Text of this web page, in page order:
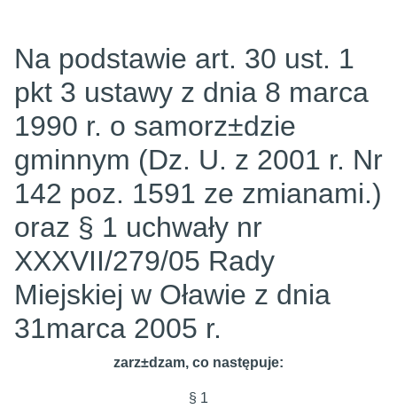
Na podstawie art. 30 ust. 1
pkt 3 ustawy z dnia 8 marca
1990 r. o samorz±dzie
gminnym (Dz. U. z 2001 r. Nr
142 poz. 1591 ze zmianami.)
oraz § 1 uchwały nr
XXXVII/279/05 Rady
Miejskiej w Oławie z dnia
31marca 2005 r.
zarz±dzam, co następuje:
§ 1